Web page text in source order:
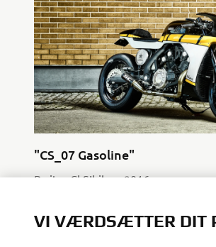
"CS_07 Gasoline"
By it roCkS!bikes, 2016
VI VÆRDSÆTTER DIT